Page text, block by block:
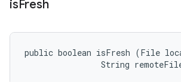
isFresh
public boolean isFresh (File
String